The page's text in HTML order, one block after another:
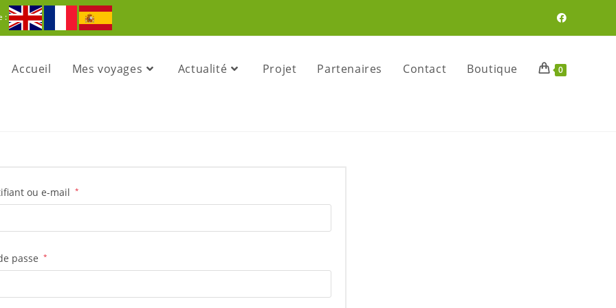
:
Accueil Mes voyages Actualité Projet Partenaires Contact Boutique 0
ou e-mail *
passe *